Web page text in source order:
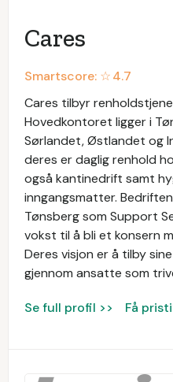
Cares
Smartscore: ☆4.7
Cares tilbyr
Hovedkontoret ligger i
Sørlandet, Østlandet og
deres er daglig renhold
også kantinedrift samt
inngangsmatter.
Tønsberg som Support
vokst til å bli et konsern
Deres visjon er å tilby
gjennom ansatte som
Se full profil >> Få